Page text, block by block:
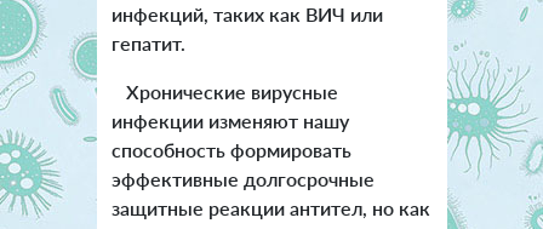
инфекций, таких как ВИЧ или
гепатит.
Хронические вирусные
инфекции изменяют нашу
способность формировать
эффективные долгосрочные
защитные реакции антител, но как